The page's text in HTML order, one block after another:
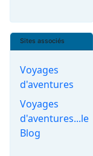
Sites associés
Voyages
d'aventures
Voyages
d'aventures...le
Blog